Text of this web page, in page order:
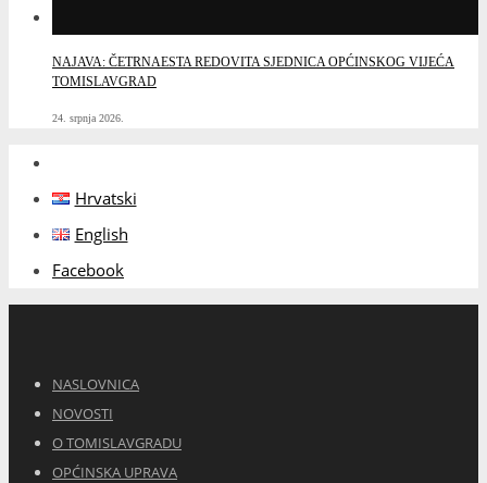
NAJAVA: ČETRNAESTA REDOVITA SJEDNICA OPĆINSKOG VIJEĆA
TOMISLAVGRAD
24. srpnja 2026.
Hrvatski
English
Facebook
NASLOVNICA
NOVOSTI
O TOMISLAVGRADU
OPĆINSKA UPRAVA